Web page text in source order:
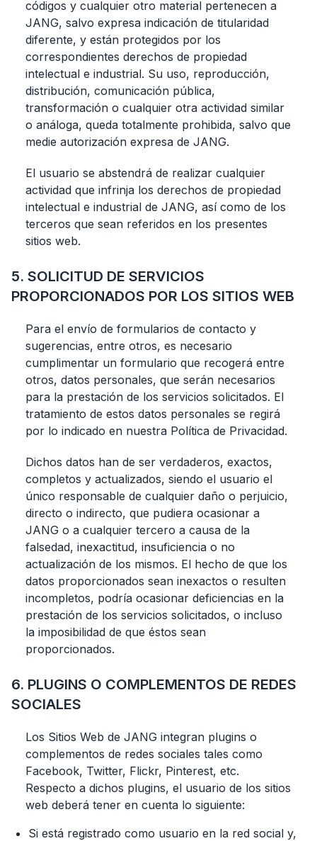
códigos y cualquier otro material pertenecen a
JANG, salvo expresa indicación de titularidad
diferente, y están protegidos por los
correspondientes derechos de propiedad
intelectual e industrial. Su uso, reproducción,
distribución, comunicación pública,
transformación o cualquier otra actividad similar
o análoga, queda totalmente prohibida, salvo que
medie autorización expresa de JANG.
El usuario se abstendrá de realizar cualquier
actividad que infrinja los derechos de propiedad
intelectual e industrial de JANG, así como de los
terceros que sean referidos en los presentes
sitios web.
5. SOLICITUD DE SERVICIOS
PROPORCIONADOS POR LOS SITIOS WEB
Para el envío de formularios de contacto y
sugerencias, entre otros, es necesario
cumplimentar un formulario que recogerá entre
otros, datos personales, que serán necesarios
para la prestación de los servicios solicitados. El
tratamiento de estos datos personales se regirá
por lo indicado en nuestra Política de Privacidad.
Dichos datos han de ser verdaderos, exactos,
completos y actualizados, siendo el usuario el
único responsable de cualquier daño o perjuicio,
directo o indirecto, que pudiera ocasionar a
JANG o a cualquier tercero a causa de la
falsedad, inexactitud, insuficiencia o no
actualización de los mismos. El hecho de que los
datos proporcionados sean inexactos o resulten
incompletos, podría ocasionar deficiencias en la
prestación de los servicios solicitados, o incluso
la imposibilidad de que éstos sean
proporcionados.
6. PLUGINS O COMPLEMENTOS DE REDES
SOCIALES
Los Sitios Web de JANG integran plugins o
complementos de redes sociales tales como
Facebook, Twitter, Flickr, Pinterest, etc.
Respecto a dichos plugins, el usuario de los sitios
web deberá tener en cuenta lo siguiente:
Si está registrado como usuario en la red social y,